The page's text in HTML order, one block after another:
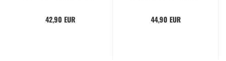
42,90 EUR
44,90 EUR